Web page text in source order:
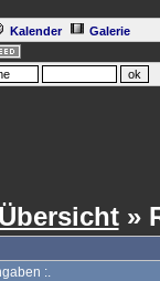
Kalender
Galerie
»
:.